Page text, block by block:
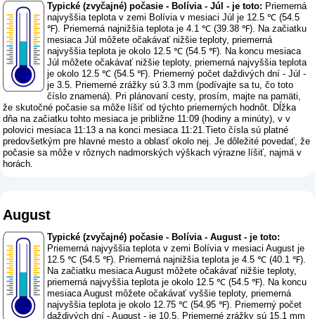
Typické (zvyčajné) počasie - Bolívia - Júl - je toto: Priemerná
najvyššia teplota v zemi Bolívia v mesiaci Júl je 12.5 ℃ (54.5
℉). Priemerná najnižšia teplota je 4.1 ℃ (39.38 ℉). Na začiatku
mesiaca Júl môžete očakávať nižšie teploty, priemerná
najvyššia teplota je okolo 12.5 ℃ (54.5 ℉). Na koncu mesiaca
Júl môžete očakávať nižšie teploty, priemerná najvyššia teplota
je okolo 12.5 ℃ (54.5 ℉). Priemerný počet daždivých dní - Júl -
je 3.5. Priemerné zrážky sú 3.3 mm (podívajte sa tu, čo toto
číslo znamená). Pri plánovaní cesty, prosím, majte na pamäti,
že skutočné počasie sa môže líšiť od týchto priemerných hodnôt. Dĺžka
dňa na začiatku tohto mesiaca je približne 11:09 (hodiny a minúty), v v
polovici mesiaca 11:13 a na konci mesiaca 11:21.Tieto čísla sú platné
predovšetkým pre hlavné mesto a oblasť okolo nej. Je dôležité povedať, že
počasie sa môže v rôznych nadmorských výškach výrazne líšiť, najmä v
horách.
August
Typické (zvyčajné) počasie - Bolívia - August - je toto:
Priemerná najvyššia teplota v zemi Bolívia v mesiaci August je
12.5 ℃ (54.5 ℉). Priemerná najnižšia teplota je 4.5 ℃ (40.1 ℉).
Na začiatku mesiaca August môžete očakávať nižšie teploty,
priemerná najvyššia teplota je okolo 12.5 ℃ (54.5 ℉). Na koncu
mesiaca August môžete očakávať vyššie teploty, priemerná
najvyššia teplota je okolo 12.75 ℃ (54.95 ℉). Priemerný počet
daždivých dní - August - je 10.5. Priemerné zrážky sú 15.1 mm